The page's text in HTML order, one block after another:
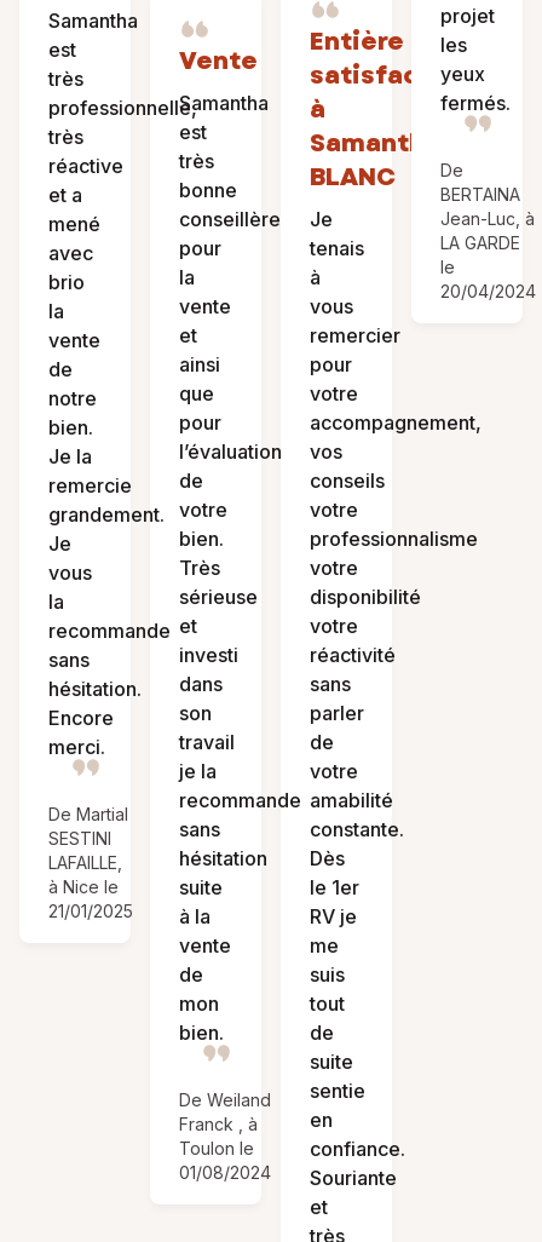
Samantha
est
très
professionnelle,
très
réactive
et a
mené
avec
brio
la
vente
de
notre
bien.
Je la
remercie
grandement.
Je
vous
la
recommande
sans
hésitation.
Encore
merci.
De Martial
SESTINI
LAFAILLE,
à Nice le
21/01/2025
Vente
Samantha
est
très
bonne
conseillère
pour
la
vente
et
ainsi
que
pour
l’évaluation
de
votre
bien.
Très
sérieuse
et
investi
dans
son
travail
je la
recommande
sans
hésitation
suite
à la
vente
de
mon
bien.
De Weiland
Franck , à
Toulon le
01/08/2024
Entière
satisfaction
à
Samantha
BLANC
Je
tenais
à
vous
remercier
pour
votre
accompagnement,
vos
conseils
votre
professionnalisme
votre
disponibilité
votre
réactivité
sans
parler
de
votre
amabilité
constante.
Dès
le 1er
RV je
me
suis
tout
de
suite
sentie
en
confiance.
Souriante
et
très
projet
les
yeux
fermés.
De
BERTAINA
Jean-Luc, à
LA GARDE
le
20/04/2024